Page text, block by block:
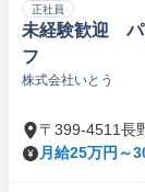
正社員
未経験歓迎 パ
フ
株式会社いとう
〒399-4511長
月給25万円～